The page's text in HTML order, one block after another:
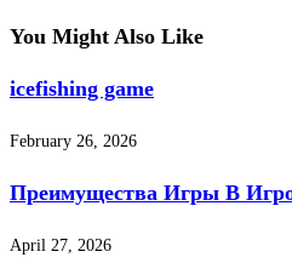
You Might Also Like
icefishing game
February 26, 2026
Преимущества Игры В
April 27, 2026